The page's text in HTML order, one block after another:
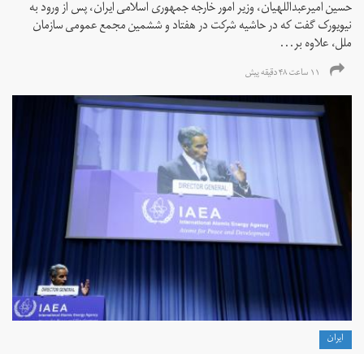
حسین امیرعبداللهیان، وزیر امور خارجه جمهوری اسلامی ایران، پس از ورود به
نیویورک گفت که در حاشیه شرکت در هفتاد و ششمین مجمع عمومی سازمان
ملل، علاوه بر...
۱۱ ساعت ۴۸ دقیقه پیش
ايران